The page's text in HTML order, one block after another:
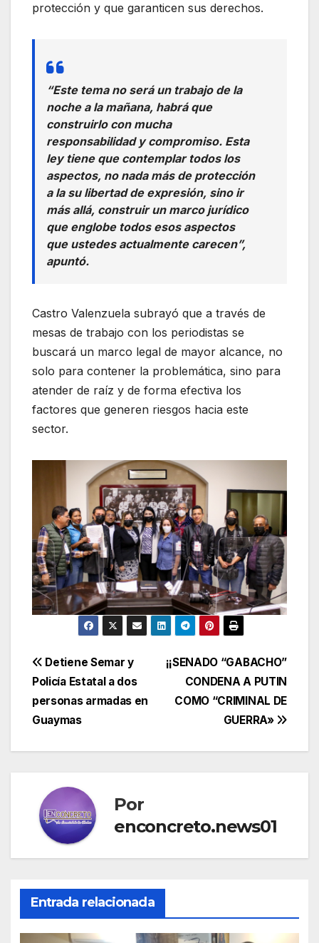
protección y que garanticen sus derechos.
“Este tema no será un trabajo de la
noche a la mañana, habrá que
construirlo con mucha
responsabilidad y compromiso. Esta
ley tiene que contemplar todos los
aspectos, no nada más de protección
a la su libertad de expresión, sino ir
más allá, construir un marco jurídico
que englobe todos esos aspectos
que ustedes actualmente carecen”,
apuntó.
Castro Valenzuela subrayó que a través de
mesas de trabajo con los periodistas se
buscará un marco legal de mayor alcance, no
solo para contener la problemática, sino para
atender de raíz y de forma efectiva los
factores que generen riesgos hacia este
sector.
Navegación
de
entradas
¡¡SENADO “GABACHO”
CONDENA A PUTIN
COMO “CRIMINAL DE
GUERRA»
Detiene Semar y
Policía Estatal a dos
personas armadas en
Guaymas
Por
enconcreto.news01
Entrada relacionada